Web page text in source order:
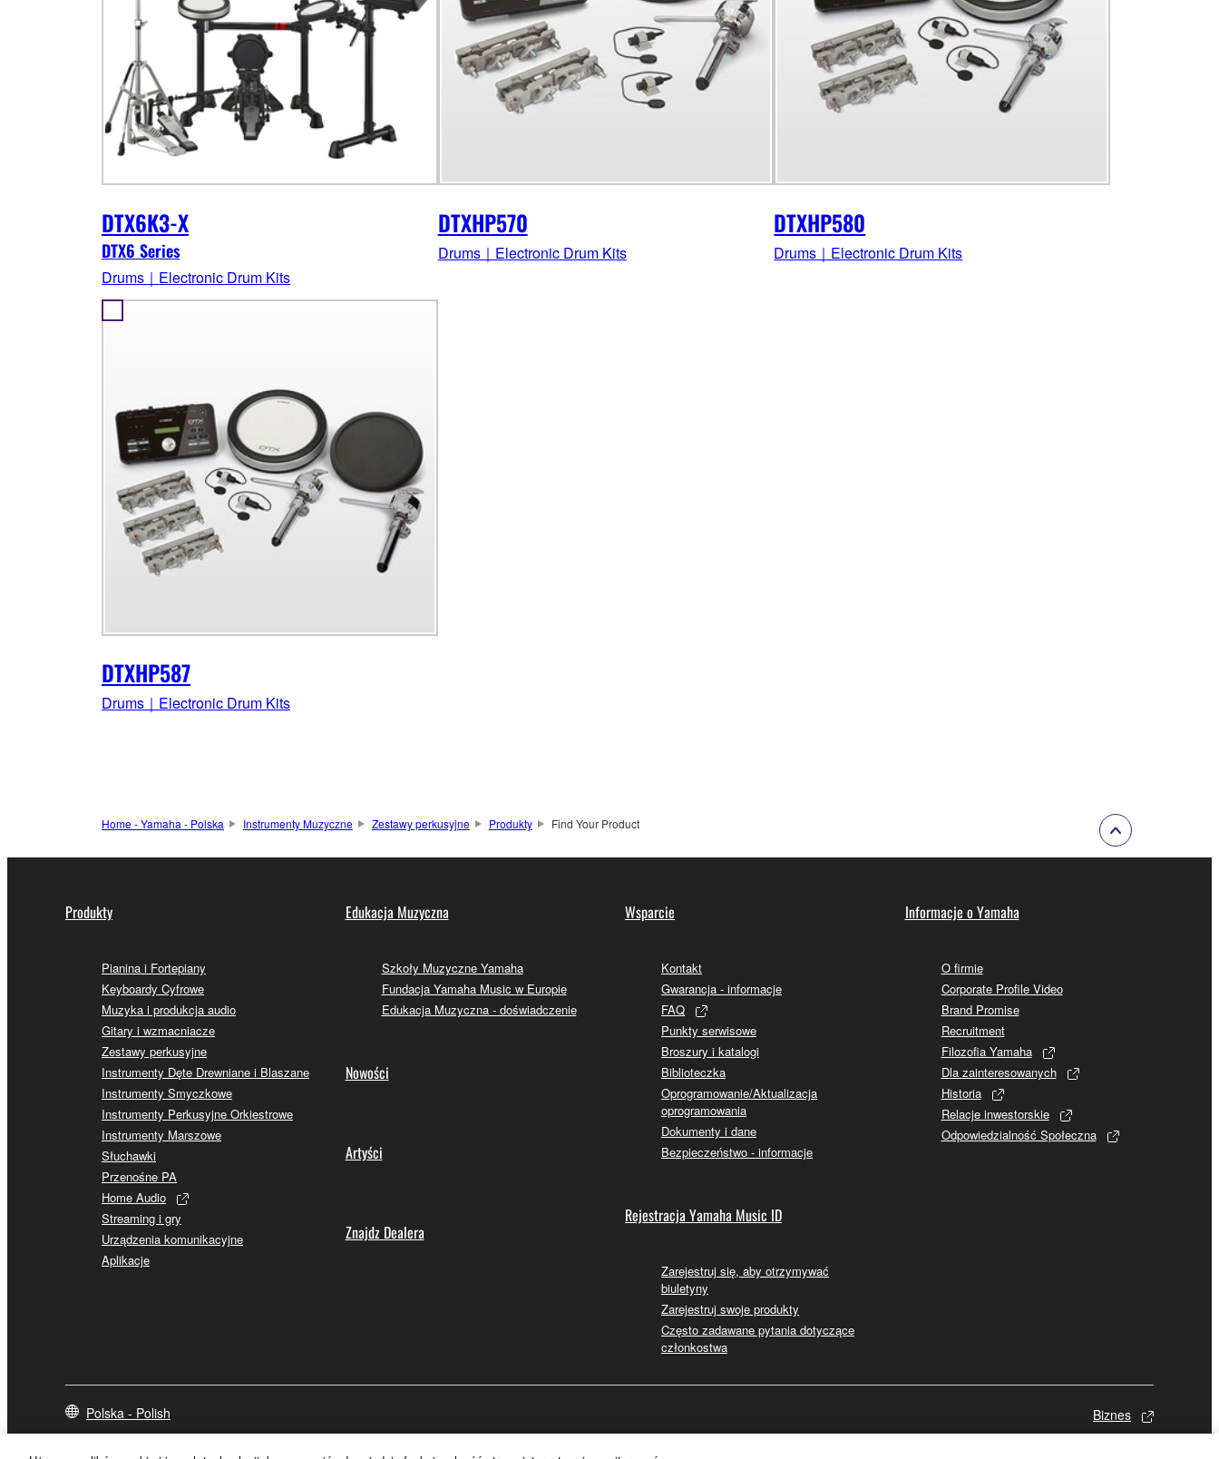
DTX6K3-X
DTX6 Series
Drums｜Electronic Drum Kits
DTXHP570
Drums｜Electronic Drum Kits
DTXHP580
Drums｜Electronic Drum Kits
DTXHP587
Drums｜Electronic Drum Kits
Home - Yamaha - Polska Instrumenty Muzyczne Zestawy perkusyjne Produkty Find Your Product
Produkty
Pianina i Fortepiany
Keyboardy Cyfrowe
Muzyka i produkcja audio
Gitary i wzmacniacze
Zestawy perkusyjne
Instrumenty Dęte Drewniane i Blaszane
Instrumenty Smyczkowe
Instrumenty Perkusyjne Orkiestrowe
Instrumenty Marszowe
Słuchawki
Przenośne PA
Home Audio
Streaming i gry
Urządzenia komunikacyjne
Aplikacje
Edukacja Muzyczna
Szkoły Muzyczne Yamaha
Fundacja Yamaha Music w Europie
Edukacja Muzyczna - doświadczenie
Nowości
Artyści
Znajdz Dealera
Wsparcie
Kontakt
Gwarancja - informacje
FAQ
Punkty serwisowe
Broszury i katalogi
Biblioteczka
Oprogramowanie/Aktualizacja
oprogramowania
Dokumenty i dane
Bezpieczeństwo - informacje
Rejestracja Yamaha Music ID
Zarejestruj się, aby otrzymywać
biuletyny
Zarejestruj swoje produkty
Często zadawane pytania dotyczące
członkostwa
Informacje o Yamaha
O firmie
Corporate Profile Video
Brand Promise
Recruitment
Filozofia Yamaha
Dla zainteresowanych
Historia
Relacje inwestorskie
Odpowiedzialność Społeczna
Polska - Polish Biznes